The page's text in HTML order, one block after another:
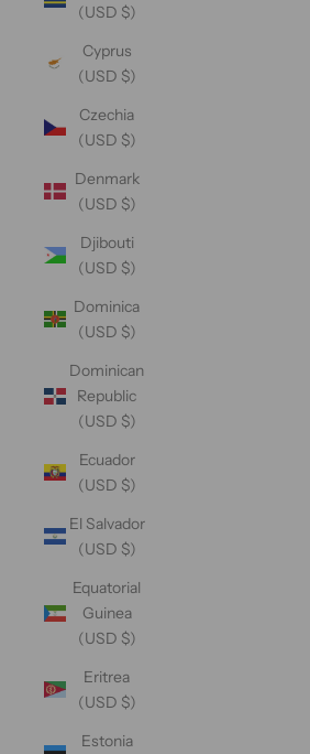
(USD $)
Cyprus
(USD $)
Czechia
(USD $)
Denmark
(USD $)
Djibouti
(USD $)
Dominica
(USD $)
Dominican
Republic
(USD $)
Ecuador
(USD $)
El Salvador
(USD $)
Equatorial
Guinea
(USD $)
Eritrea
(USD $)
Estonia